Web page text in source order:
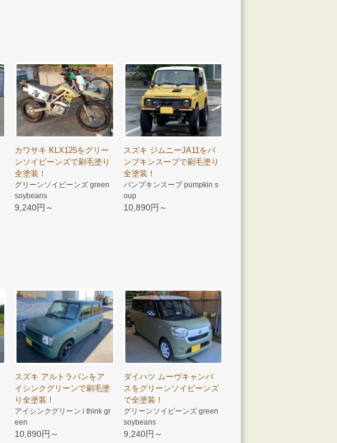
カワサキ KLX125をグリー
ンソイビーンズで刷毛塗り
全塗装！
グリーンソイビーンズ green
soybeans
9,240円～
スズキ ジムニーJA11をパ
ンプキンスープで刷毛塗り
全塗装！
パンプキンスープ pumpkin s
oup
10,890円～
スズキ アルトラパンをア
イシンクグリーンで刷毛塗
り全塗装！
アイシンクグリーン i think gr
een
10,890円～
ダイハツ ムーヴキャンバ
スをグリーンソイビーンズ
で全塗装！
グリーンソイビーンズ green
soybeans
9,240円～